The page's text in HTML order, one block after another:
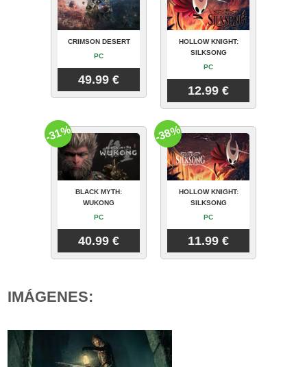
CRIMSON DESERT
PC
49.99 €
HOLLOW KNIGHT:
SILKSONG
PC
12.99 €
BLACK MYTH:
WUKONG
PC
40.99 €
-31%
HOLLOW KNIGHT:
SILKSONG
PC
11.99 €
-38%
IMÁGENES: